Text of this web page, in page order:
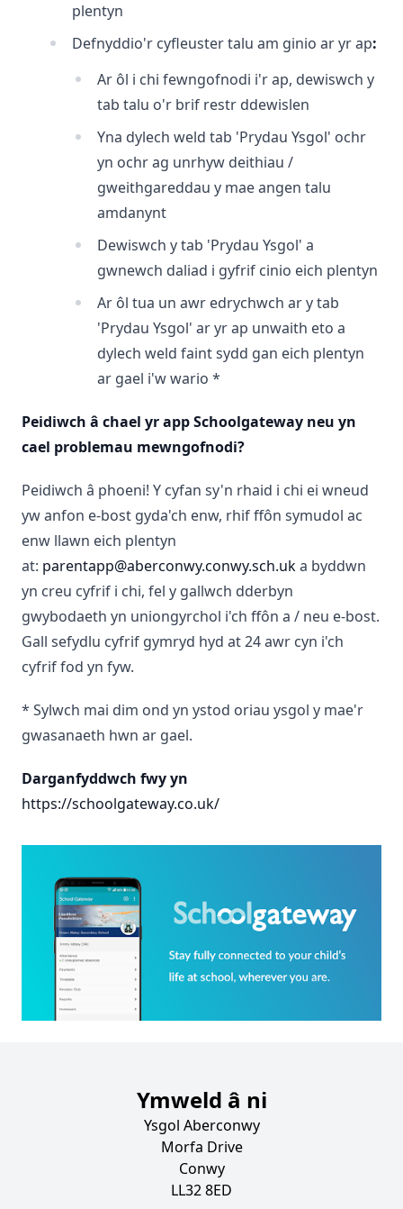
plentyn
Defnyddio'r cyfleuster talu am ginio ar yr ap:
Ar ôl i chi fewngofnodi i'r ap, dewiswch y
tab talu o'r brif restr ddewislen
Yna dylech weld tab 'Prydau Ysgol' ochr
yn ochr ag unrhyw deithiau /
gweithgareddau y mae angen talu
amdanynt
Dewiswch y tab 'Prydau Ysgol' a
gwnewch daliad i gyfrif cinio eich plentyn
Ar ôl tua un awr edrychwch ar y tab
'Prydau Ysgol' ar yr ap unwaith eto a
dylech weld faint sydd gan eich plentyn
ar gael i'w wario *
Peidiwch â chael yr app Schoolgateway neu yn
cael problemau mewngofnodi?
Peidiwch â phoeni! Y cyfan sy'n rhaid i chi ei wneud
yw anfon e-bost gyda'ch enw, rhif ffôn symudol ac
enw llawn eich plentyn
at: parentapp@aberconwy.conwy.sch.uka byddwn
yn creu cyfrif i chi, fel y gallwch dderbyn
gwybodaeth yn uniongyrchol i'ch ffôn a / neu e-bost.
Gall sefydlu cyfrif gymryd hyd at 24 awr cyn i'ch
cyfrif fod yn fyw.
* Sylwch mai dim ond yn ystod oriau ysgol y mae'r
gwasanaeth hwn ar gael.
Darganfyddwch fwy yn
https://schoolgateway.co.uk/
Ymweld â ni
Ysgol Aberconwy
Morfa Drive
Conwy
LL32 8ED